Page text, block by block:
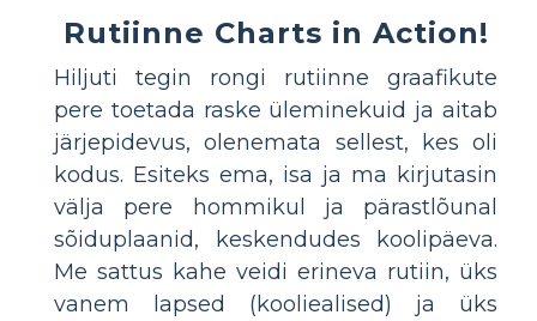
Rutiinne Charts in Action!
Hiljuti tegin rongi rutiinne graafikute
pere toetada raske üleminekuid ja aitab
järjepidevus, olenemata sellest, kes oli
kodus. Esiteks ema, isa ja ma kirjutasin
välja pere hommikul ja pärastlõunal
sõiduplaanid, keskendudes koolipäeva.
Me sattus kahe veidi erineva rutiin, üks
vanem lapsed (kooliealised) ja üks